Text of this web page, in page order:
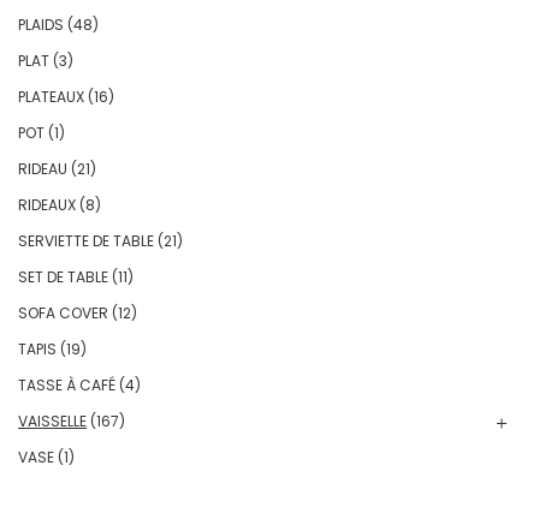
PLAIDS (48)
PLAT (3)
PLATEAUX (16)
POT (1)
RIDEAU (21)
RIDEAUX (8)
SERVIETTE DE TABLE (21)
SET DE TABLE (11)
SOFA COVER (12)
TAPIS (19)
TASSE À CAFÉ (4)
VAISSELLE (167)
VASE (1)